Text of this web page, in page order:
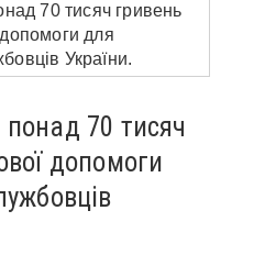
70 тисяч
допомоги